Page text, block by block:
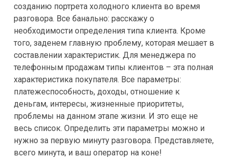
созданию портрета холодного клиента во время
разговора. Все банально: расскажу о
необходимости определения типа клиента. Кроме
того, заденем главную проблему, которая мешает в
составлении характеристик. Для менеджера по
телефонным продажам типы клиентов – эта полная
характеристика покупателя. Все параметры:
платежеспособность, доходы, отношение к
деньгам, интересы, жизненные приоритеты,
проблемы на данном этапе жизни. И это еще не
весь список. Определить эти параметры можно и
нужно за первую минуту разговора. Представляете,
всего минута, и ваш оператор на коне!